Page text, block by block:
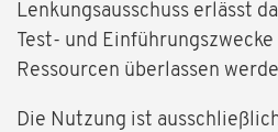
Lenkungsausschuss erlässt
Test- und Einführungszwecke
Ressourcen überlassen
Die Nutzung ist